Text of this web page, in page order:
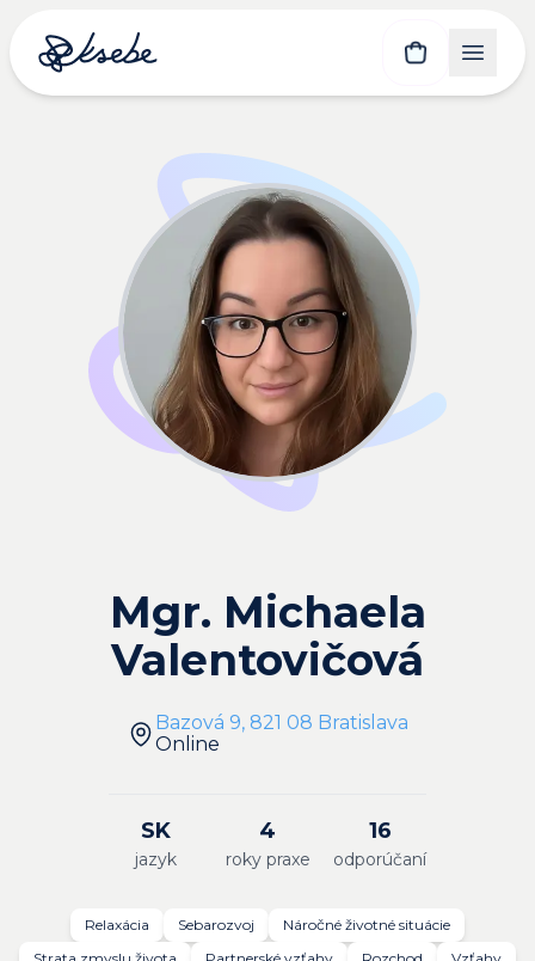
Mgr. Michaela
Valentovičová
Bazová 9, 821 08 Bratislava
Online
SK
jazyk
4
roky praxe
16
odporúčaní
Relaxácia Sebarozvoj
Náročné životné situácie